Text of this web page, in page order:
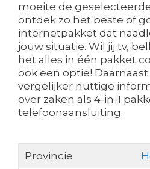
moeite de
ontdek zo het beste of
internetpakket dat
jouw situatie. Wil jij tv,
het alles in één pakket
ook een optie!
vergelijker nuttige
over zaken als 4-in-1
telefoonaansluiting.
Provincie